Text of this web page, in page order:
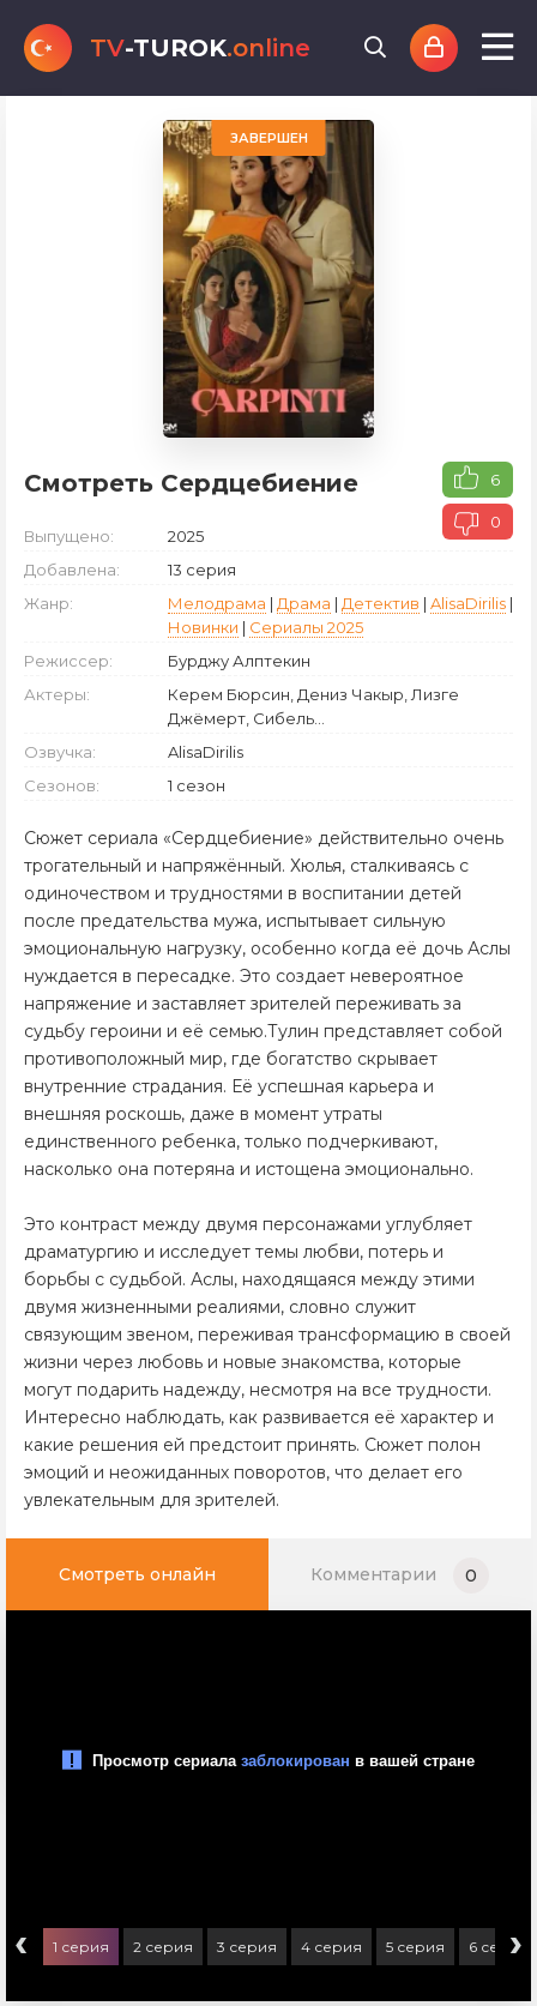
TV-TUROK.online
ЗАВЕРШЕН
Смотреть Сердцебиение 6
0
Выпущено:
2025
Добавлена:
13 серия
Жанр:
Мелодрама | Драма | Детектив | AlisaDirilis |
Новинки | Сериалы 2025
Режиссер:
Бурджу Алптекин
Актеры:
Керем Бюрсин, Дениз Чакыр, Лизге
Джёмерт, Сибель...
Озвучка:
AlisaDirilis
Сезонов:
1 сезон
Сюжет сериала «Сердцебиение» действительно очень
трогательный и напряжённый. Хюлья, сталкиваясь с
одиночеством и трудностями в воспитании детей
после предательства мужа, испытывает сильную
эмоциональную нагрузку, особенно когда её дочь Аслы
нуждается в пересадке. Это создает невероятное
напряжение и заставляет зрителей переживать за
судьбу героини и её семью.Тулин представляет собой
противоположный мир, где богатство скрывает
внутренние страдания. Её успешная карьера и
внешняя роскошь, даже в момент утраты
единственного ребенка, только подчеркивают,
насколько она потеряна и истощена эмоционально.
Это контраст между двумя персонажами углубляет
драматургию и исследует темы любви, потерь и
борьбы с судьбой. Аслы, находящаяся между этими
двумя жизненными реалиями, словно служит
связующим звеном, переживая трансформацию в своей
жизни через любовь и новые знакомства, которые
могут подарить надежду, несмотря на все трудности.
Интересно наблюдать, как развивается её характер и
какие решения ей предстоит принять. Сюжет полон
эмоций и неожиданных поворотов, что делает его
увлекательным для зрителей.
Смотреть онлайн Комментарии 0
‹ 1 серия 2 серия 3 серия 4 серия 5 серия 6 серия
›